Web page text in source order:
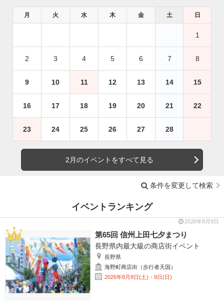
月 火 水 木 金 土 日
1
2 3 4 5 6 7 8
9 10 11 12 13 14 15
16 17 18 19 20 21 22
23 24 25 26 27 28
2月のイベントをすべて見る
条件を変更して検索
イベントランキング
2026年8月9日
第65回 信州上田七夕まつり
長野県内最大級の商店街イベント
長野県
海野町商店街（歩行者天国）
2026年8月8日(土)・9日(日)